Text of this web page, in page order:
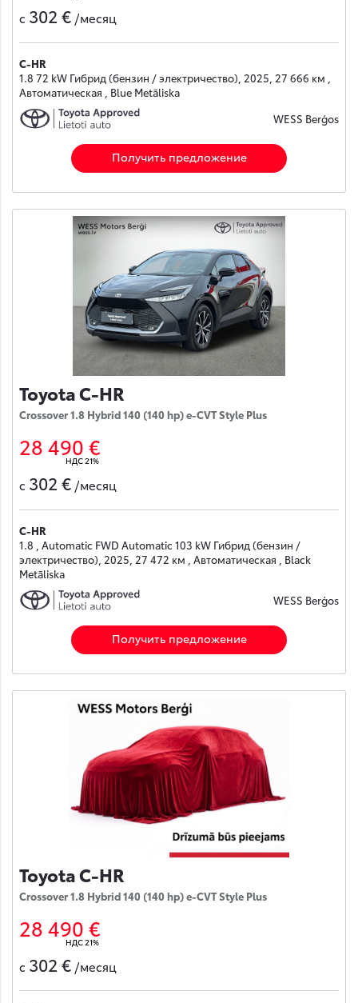
с 302 € /месяц
C-HR
1.8 72 kW Гибрид (бензин / электричество), 2025, 27 666 км ,
Автоматическая , Blue Metāliska
WESS Berģos
Получить предложение
Toyota C-HR
Crossover 1.8 Hybrid 140 (140 hp) e-CVT Style Plus
28 490 €
НДС 21%
с 302 € /месяц
C-HR
1.8 , Automatic FWD Automatic 103 kW Гибрид (бензин /
электричество), 2025, 27 472 км , Автоматическая , Black
Metāliska
WESS Berģos
Получить предложение
Toyota C-HR
Crossover 1.8 Hybrid 140 (140 hp) e-CVT Style Plus
28 490 €
НДС 21%
с 302 € /месяц